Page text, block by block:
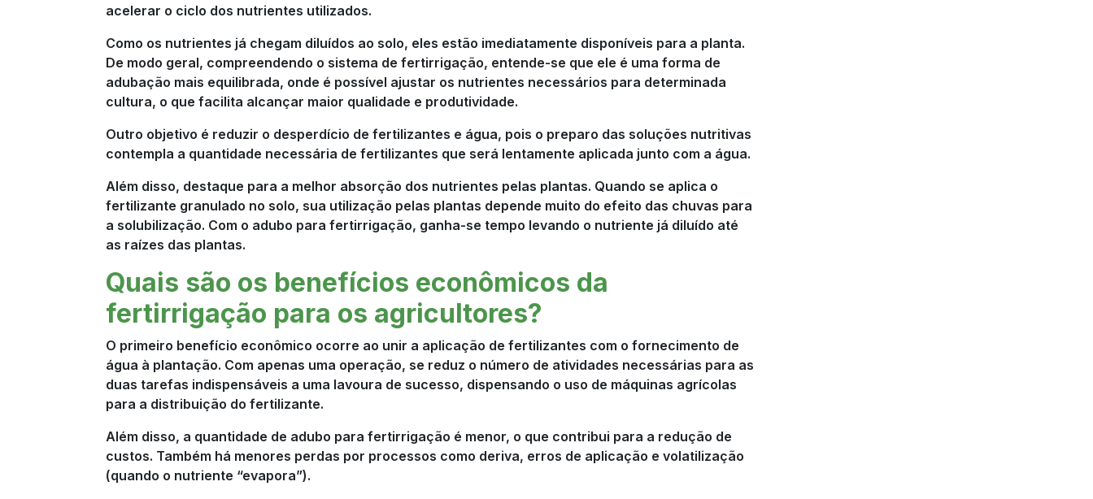
acelerar o ciclo dos nutrientes utilizados.
Como os nutrientes já chegam diluídos ao solo, eles estão imediatamente disponíveis para a planta.
De modo geral, compreendendo o sistema de fertirrigação, entende-se que ele é uma forma de
adubação mais equilibrada, onde é possível ajustar os nutrientes necessários para determinada
cultura, o que facilita alcançar maior qualidade e produtividade.
Outro objetivo é reduzir o desperdício de fertilizantes e água, pois o preparo das soluções nutritivas
contempla a quantidade necessária de fertilizantes que será lentamente aplicada junto com a água.
Além disso, destaque para a melhor absorção dos nutrientes pelas plantas. Quando se aplica o
fertilizante granulado no solo, sua utilização pelas plantas depende muito do efeito das chuvas para
a solubilização. Com o adubo para fertirrigação, ganha-se tempo levando o nutriente já diluído até
as raízes das plantas.
Quais são os benefícios econômicos da
fertirrigação para os agricultores?
O primeiro benefício econômico ocorre ao unir a aplicação de fertilizantes com o fornecimento de
água à plantação. Com apenas uma operação, se reduz o número de atividades necessárias para as
duas tarefas indispensáveis a uma lavoura de sucesso, dispensando o uso de máquinas agrícolas
para a distribuição do fertilizante.
Além disso, a quantidade de adubo para fertirrigação é menor, o que contribui para a redução de
custos. Também há menores perdas por processos como deriva, erros de aplicação e volatilização
(quando o nutriente “evapora”).